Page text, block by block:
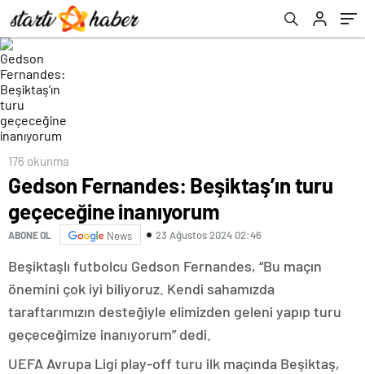
176 okunma
Gedson Fernandes: Beşiktaş’ın turu
geçeceğine inanıyorum
ABONE OL News 23 Ağustos 2024 02:46
Beşiktaşlı futbolcu Gedson Fernandes, “Bu maçın
önemini çok iyi biliyoruz. Kendi sahamızda
taraftarımızın desteğiyle elimizden geleni yapıp turu
geçeceğimize inanıyorum” dedi.
UEFA Avrupa Ligi play-off turu ilk maçında Beşiktaş,